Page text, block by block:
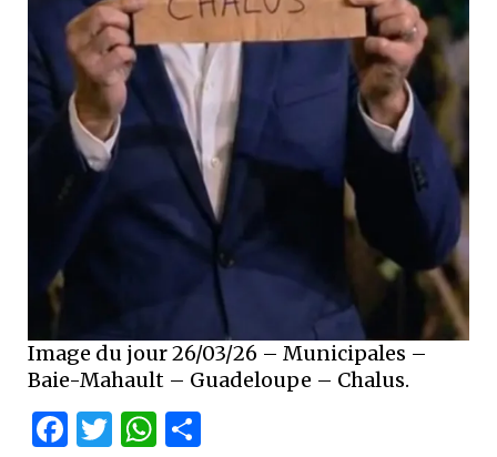
Image du jour 26/03/26 – Municipales –
Baie-Mahault – Guadeloupe – Chalus.
Facebook
Twitter
WhatsApp